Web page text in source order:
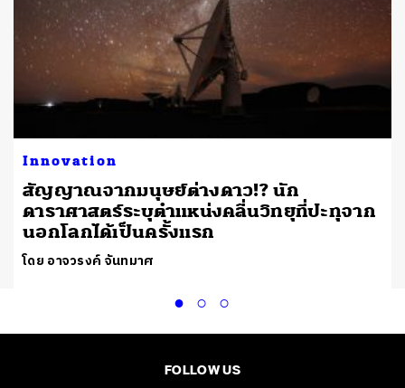
Innovation
สัญญาณจากมนุษย์ต่างดาว!? นัก
ดาราศาสตร์ระบุตำแหน่งคลื่นวิทยุที่ปะทุจาก
นอกโลกได้เป็นครั้งแรก
โดย อาจวรงค์ จันทมาศ
FOLLOW US